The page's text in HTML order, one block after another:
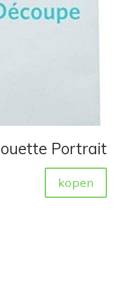
Portrait
kopen